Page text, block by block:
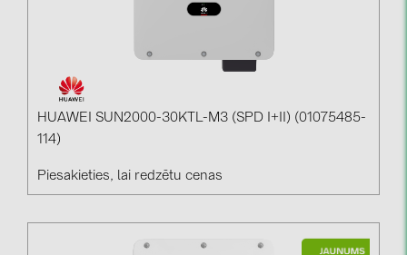
HUAWEI SUN2000-30KTL-M3 (SPD I+II) (01075485-
114)
Piesakieties, lai redzētu cenas